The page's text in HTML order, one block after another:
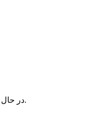
در حال حاضر سبد خرید شما خالی می‌باشد.